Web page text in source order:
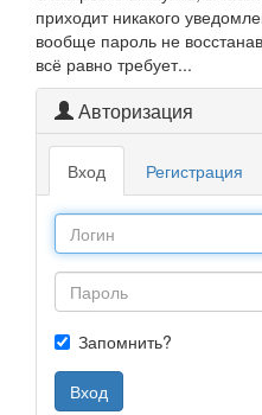
приходит никакого
вообще пароль не
всё равно требует...
Авторизация
Вход Регистрация
Запомнить?
Вход